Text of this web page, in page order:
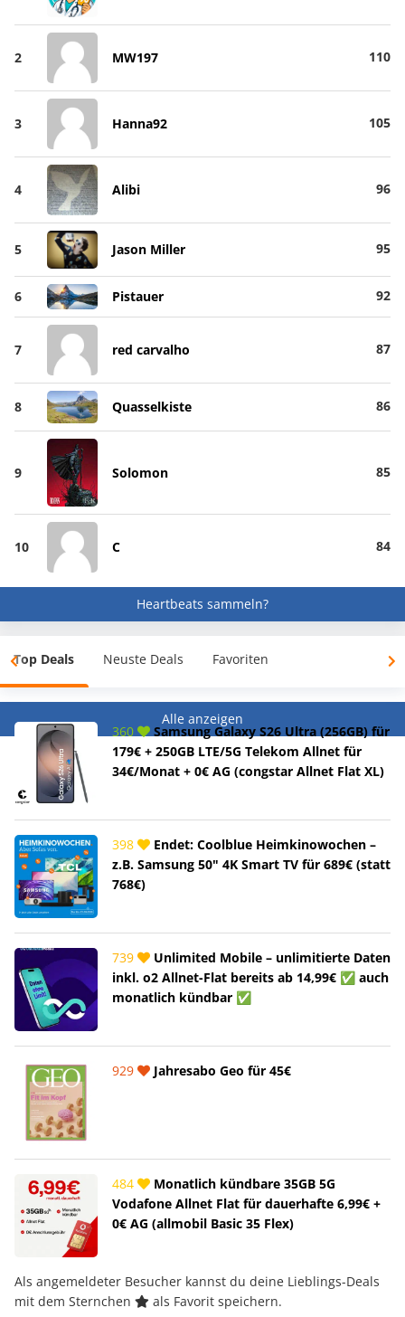
2 MW197 110
3 Hanna92 105
4 Alibi 96
5 Jason Miller 95
6 Pistauer 92
7 red carvalho 87
8 Quasselkiste 86
9 Solomon 85
10 C 84
Heartbeats sammeln?
Top Deals Neuste Deals Favoriten
Alle anzeigen
360
Samsung Galaxy S26 Ultra (256GB) für
179€ + 250GB LTE/5G Telekom Allnet für
34€/Monat + 0€ AG (congstar Allnet Flat XL)
398
Endet: Coolblue Heimkinowochen –
z.B. Samsung 50" 4K Smart TV für 689€ (statt
768€)
739
Unlimited Mobile – unlimitierte Daten
inkl. o2 Allnet-Flat bereits ab 14,99€ ✅ auch
monatlich kündbar ✅
929 Jahresabo Geo für 45€
484
Monatlich kündbare 35GB 5G
Vodafone Allnet Flat für dauerhafte 6,99€ +
0€ AG (allmobil Basic 35 Flex)
Als angemeldeter Besucher kannst du deine Lieblings-Deals
mit dem Sternchen
als Favorit speichern.